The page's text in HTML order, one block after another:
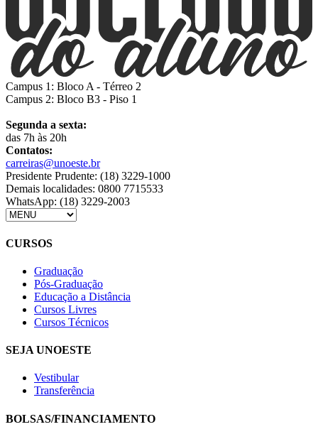
Campus 1: Bloco A - Térreo 2
Campus 2: Bloco B3 - Piso 1
Segunda a sexta:
das 7h às 20h
Contatos:
carreiras@unoeste.br
Presidente Prudente: (18) 3229-1000
Demais localidades: 0800 7715533
WhatsApp: (18) 3229-2003
CURSOS
Graduação
Pós-Graduação
Educação a Distância
Cursos Livres
Cursos Técnicos
SEJA UNOESTE
Vestibular
Transferência
BOLSAS/FINANCIAMENTO